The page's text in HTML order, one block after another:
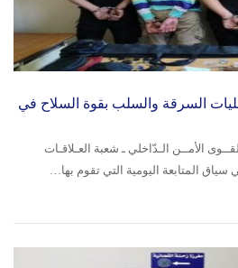
السرقة والسلب بقوة السلاح في
الأمــن الـدّاخلي ـ شعبة العـلاقـات
في سياق المتابعة اليومية التي تقوم بها…